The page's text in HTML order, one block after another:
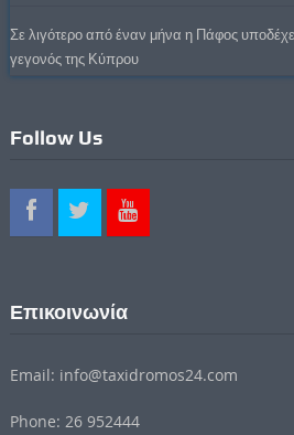
Σε λιγότερο από έναν μήνα η Πάφος
γεγονός της Κύπρου
Follow Us
Επικοινωνία
Email: info@taxidromos24.com
Phone: 26 952444